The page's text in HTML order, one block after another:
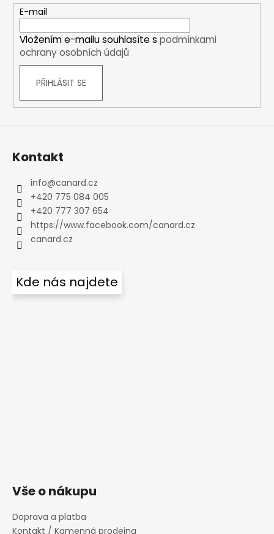
E-mail
Vložením e-mailu souhlasíte s podmínkami
ochrany osobních údajů
PŘIHLÁSIT SE
Kontakt
info@canard.cz
+420 775 084 005
+420 777 307 654
https://www.facebook.com/canard.cz
canard.cz
Kde nás najdete
Vše o nákupu
Doprava a platba
Kontakt / Kamenná prodejna